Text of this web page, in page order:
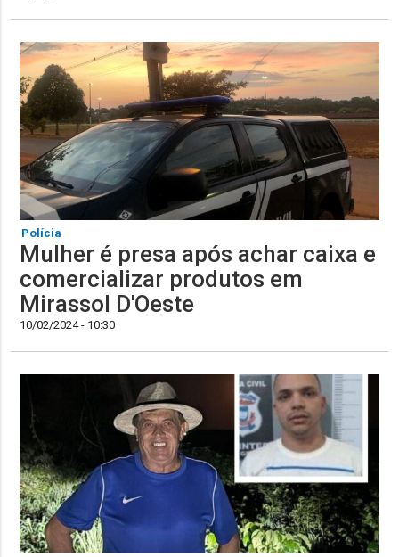
Polícia
Mulher é presa após achar caixa e
comercializar produtos em
Mirassol D'Oeste
10/02/2024 - 10:30